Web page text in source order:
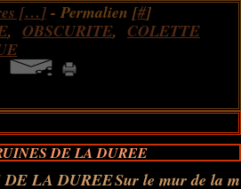
[…]- Permalien [#]
, OBSCURITE, COLETTE
DE LA DUREE
Sur le mur de la m